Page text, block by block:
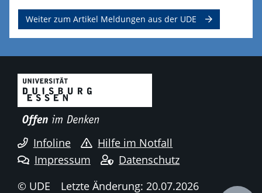
Weiter zum Artikel Meldungen aus der UDE
Infoline
Hilfe im Notfall
Impressum
Datenschutz
© UDE
Letzte Änderung: 20.07.2026